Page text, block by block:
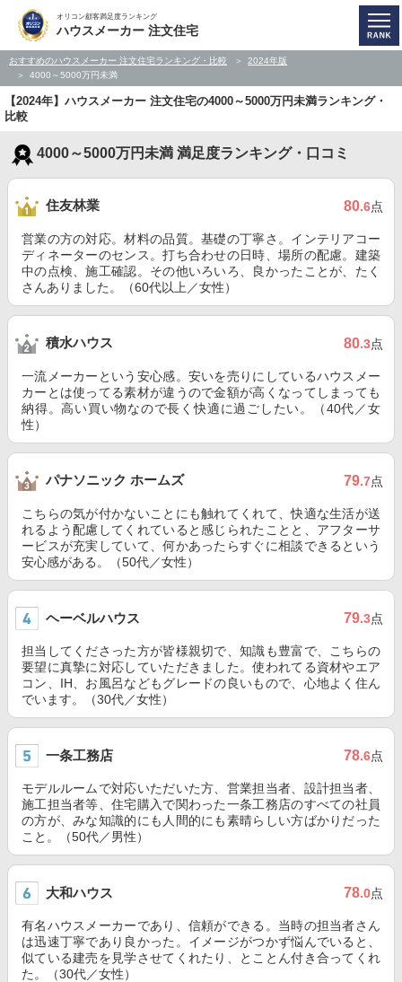
オリコン顧客満足度ランキング
ハウスメーカー 注文住宅
おすすめのハウスメーカー 注文住宅ランキング・比較
2024年版
4000～5000万円未満
【2024年】ハウスメーカー 注文住宅の4000～5000万円未満ランキング・
比較
4000～5000万円未満 満足度ランキング・口コミ
住友林業 80.6点
営業の方の対応。材料の品質。基礎の丁寧さ。インテリアコー
ディネーターのセンス。打ち合わせの日時、場所の配慮。建築
中の点検、施工確認。その他いろいろ、良かったことが、たく
さんありました。（60代以上／女性）
積水ハウス 80.3点
一流メーカーという安心感。安いを売りにしているハウスメー
カーとは使ってる素材が違うので金額が高くなってしまっても
納得。高い買い物なので長く快適に過ごしたい。（40代／女
性）
パナソニック ホームズ 79.7点
こちらの気が付かないことにも触れてくれて、快適な生活が送
れるよう配慮してくれていると感じられたことと、アフターサ
ービスが充実していて、何かあったらすぐに相談できるという
安心感がある。（50代／女性）
ヘーベルハウス 79.3点
担当してくださった方が皆様親切で、知識も豊富で、こちらの
要望に真摯に対応していただきました。使われてる資材やエア
コン、IH、お風呂などもグレードの良いもので、心地よく住ん
でいます。（30代／女性）
一条工務店 78.6点
モデルルームで対応いただいた方、営業担当者、設計担当者、
施工担当者等、住宅購入で関わった一条工務店のすべての社員
の方が、みな知識的にも人間的にも素晴らしい方ばかりだった
こと。（50代／男性）
大和ハウス 78.0点
有名ハウスメーカーであり、信頼ができる。当時の担当者さん
は迅速丁寧であり良かった。イメージがつかず悩んでいると、
似ている建売を見学させてくれたり、とことん付き合ってくれ
た。（30代／女性）